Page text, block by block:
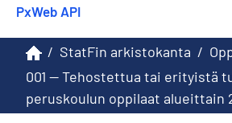
PxWeb API
/ StatFin arkistokanta /
001 -- Tehostettua tai erityistä
peruskoulun oppilaat alueittain